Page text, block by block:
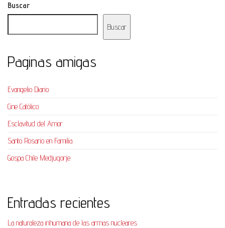
Buscar
Buscar
Paginas amigas
Evangelio Diario
Cine Católico
Esclavitud del Amor
Santo Rosario en Familia
Gospa Chile Medjugorje
Entradas recientes
La naturaleza inhumana de las armas nucleares